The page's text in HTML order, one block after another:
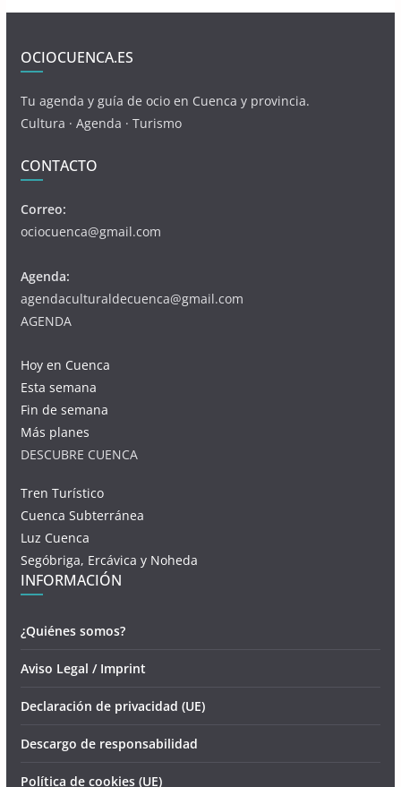
OCIOCUENCA.ES
Tu agenda y guía de ocio en Cuenca y provincia.
Cultura · Agenda · Turismo
CONTACTO
Correo:
ociocuenca@gmail.com
Agenda:
agendaculturaldecuenca@gmail.com
AGENDA
Hoy en Cuenca
Esta semana
Fin de semana
Más planes
DESCUBRE CUENCA
Tren Turístico
Cuenca Subterránea
Luz Cuenca
Segóbriga, Ercávica y Noheda
INFORMACIÓN
¿Quiénes somos?
Aviso Legal / Imprint
Declaración de privacidad (UE)
Descargo de responsabilidad
Política de cookies (UE)